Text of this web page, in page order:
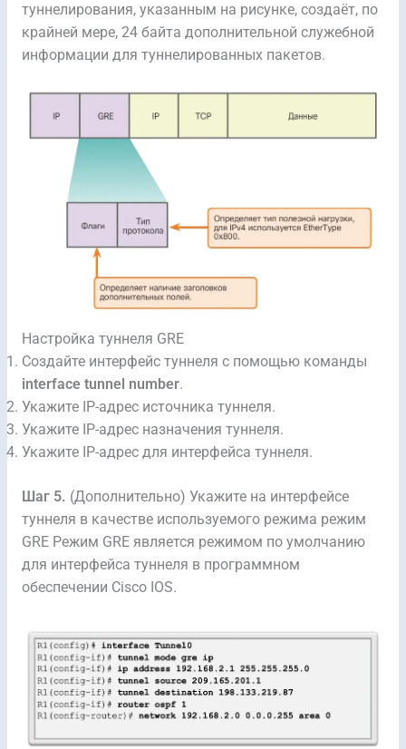
туннелирования, указанным на рисунке, создаёт, по
крайней мере, 24 байта дополнительной служебной
информации для туннелированных пакетов.
Настройка туннеля GRE
Создайте интерфейс туннеля с помощью команды
interface tunnel number.
Укажите IP-адрес источника туннеля.
Укажите IP-адрес назначения туннеля.
Укажите IP-адрес для интерфейса туннеля.
Шаг 5. (Дополнительно) Укажите на интерфейсе
туннеля в качестве используемого режима режим
GRE Режим GRE является режимом по умолчанию
для интерфейса туннеля в программном
обеспечении Cisco IOS.